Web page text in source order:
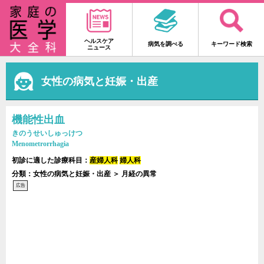
ヘルスケア
ニュース
病気を調べる キーワード検索
女性の病気と妊娠・出産
機能性出血
きのうせいしゅっけつ
Menometrorrhagia
初診に適した診療科目： 産婦人科 婦人科
分類：女性の病気と妊娠・出産 ＞ 月経の異常
広告